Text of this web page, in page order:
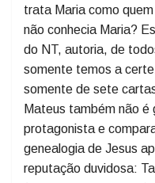
Papa Paulo VI).
É preciso analisar o
O Evangelho Segundo
trata Maria como quem
não conhecia Maria?
do NT, autoria, de
somente temos a
somente de sete
Mateus também não é